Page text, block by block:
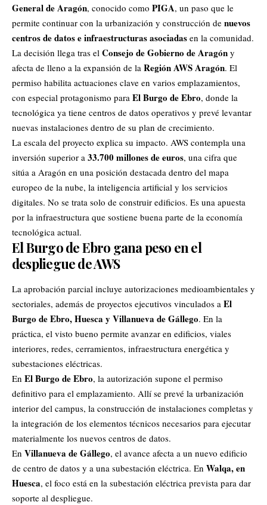
General de Aragón, conocido como PIGA, un paso que le
permite continuar con la urbanización y construcción de nuevos
centros de datos e infraestructuras asociadas en la comunidad.
La decisión llega tras el Consejo de Gobierno de Aragón y
afecta de lleno a la expansión de la Región AWS Aragón. El
permiso habilita actuaciones clave en varios emplazamientos,
con especial protagonismo para El Burgo de Ebro, donde la
tecnológica ya tiene centros de datos operativos y prevé levantar
nuevas instalaciones dentro de su plan de crecimiento.
La escala del proyecto explica su impacto. AWS contempla una
inversión superior a 33.700 millones de euros, una cifra que
sitúa a Aragón en una posición destacada dentro del mapa
europeo de la nube, la inteligencia artificial y los servicios
digitales. No se trata solo de construir edificios. Es una apuesta
por la infraestructura que sostiene buena parte de la economía
tecnológica actual.
El Burgo de Ebro gana peso en el
despliegue de AWS
La aprobación parcial incluye autorizaciones medioambientales y
sectoriales, además de proyectos ejecutivos vinculados a El
Burgo de Ebro, Huesca y Villanueva de Gállego. En la
práctica, el visto bueno permite avanzar en edificios, viales
interiores, redes, cerramientos, infraestructura energética y
subestaciones eléctricas.
En El Burgo de Ebro, la autorización supone el permiso
definitivo para el emplazamiento. Allí se prevé la urbanización
interior del campus, la construcción de instalaciones completas y
la integración de los elementos técnicos necesarios para ejecutar
materialmente los nuevos centros de datos.
En Villanueva de Gállego, el avance afecta a un nuevo edificio
de centro de datos y a una subestación eléctrica. En Walqa, en
Huesca, el foco está en la subestación eléctrica prevista para dar
soporte al despliegue.